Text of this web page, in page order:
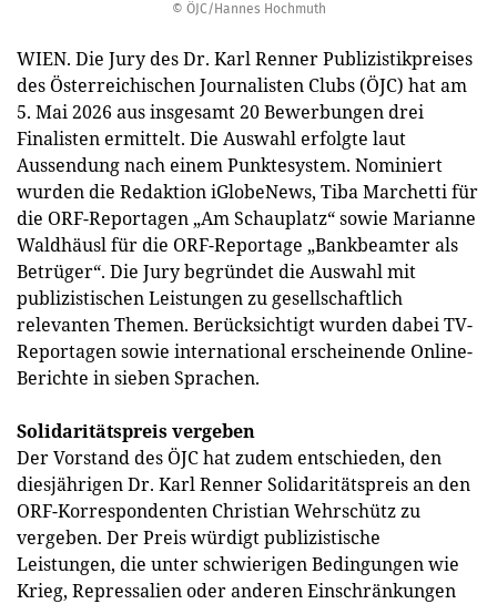
© ÖJC/Hannes Hochmuth
WIEN. Die Jury des Dr. Karl Renner Publizistikpreises
des Österreichischen Journalisten Clubs (ÖJC) hat am
5. Mai 2026 aus insgesamt 20 Bewerbungen drei
Finalisten ermittelt. Die Auswahl erfolgte laut
Aussendung nach einem Punktesystem. Nominiert
wurden die Redaktion iGlobeNews, Tiba Marchetti für
die ORF-Reportagen „Am Schauplatz“ sowie Marianne
Waldhäusl für die ORF-Reportage „Bankbeamter als
Betrüger“. Die Jury begründet die Auswahl mit
publizistischen Leistungen zu gesellschaftlich
relevanten Themen. Berücksichtigt wurden dabei TV-
Reportagen sowie international erscheinende Online-
Berichte in sieben Sprachen.
Solidaritätspreis vergeben
Der Vorstand des ÖJC hat zudem entschieden, den
diesjährigen Dr. Karl Renner Solidaritätspreis an den
ORF-Korrespondenten Christian Wehrschütz zu
vergeben. Der Preis würdigt publizistische
Leistungen, die unter schwierigen Bedingungen wie
Krieg, Repressalien oder anderen Einschränkungen